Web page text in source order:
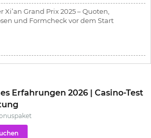
Xi’an Grand Prix 2025 – Quoten,
und Formcheck vor dem Start
Erfahrungen 2026 | Casino-Test